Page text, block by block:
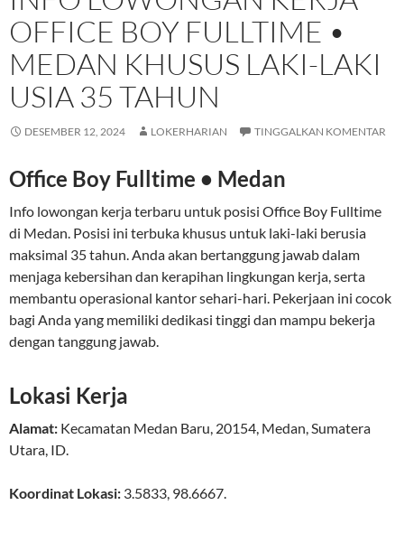
OFFICE BOY FULLTIME •
MEDAN KHUSUS LAKI-LAKI
USIA 35 TAHUN
DESEMBER 12, 2024 LOKERHARIAN TINGGALKAN KOMENTAR
Office Boy Fulltime • Medan
Info lowongan kerja terbaru untuk posisi Office Boy Fulltime
di Medan. Posisi ini terbuka khusus untuk laki-laki berusia
maksimal 35 tahun. Anda akan bertanggung jawab dalam
menjaga kebersihan dan kerapihan lingkungan kerja, serta
membantu operasional kantor sehari-hari. Pekerjaan ini cocok
bagi Anda yang memiliki dedikasi tinggi dan mampu bekerja
dengan tanggung jawab.
Lokasi Kerja
Alamat: Kecamatan Medan Baru, 20154, Medan,Sumatera
Utara, ID.
Koordinat Lokasi: 3.5833, 98.6667.